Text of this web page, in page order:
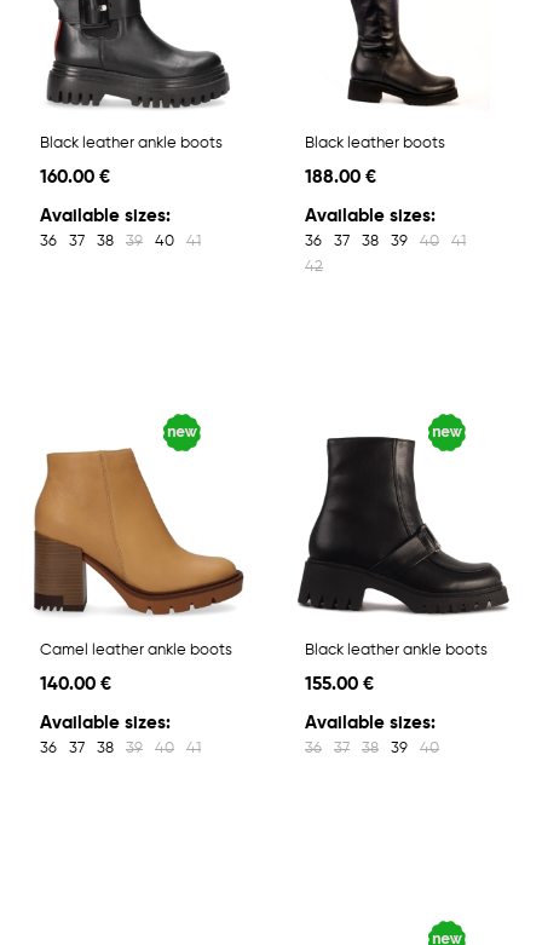
Black leather ankle boots
160.00 €
Available sizes:
36 37 38 39 40 41
Black leather boots
188.00 €
Available sizes:
36 37 38 39 40
41
42
Camel leather ankle boots
140.00 €
Available sizes:
36 37 38 39 40 41
Black leather ankle boots
155.00 €
Available sizes:
36 37 38 39 40